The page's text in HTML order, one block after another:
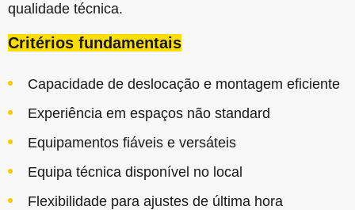
qualidade técnica.
Critérios fundamentais
Capacidade de deslocação e montagem eficiente
Experiência em espaços não standard
Equipamentos fiáveis e versáteis
Equipa técnica disponível no local
Flexibilidade para ajustes de última hora